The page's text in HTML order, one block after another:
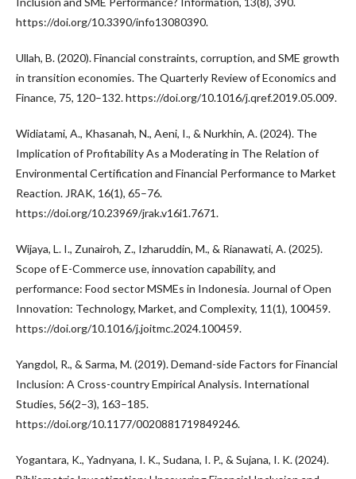
https://doi.org/10.3390/info13080390.
Ullah, B. (2020). Financial constraints, corruption, and SME growth
in transition economies. The Quarterly Review of Economics and
Finance, 75, 120–132. https://doi.org/10.1016/j.qref.2019.05.009.
Widiatami, A., Khasanah, N., Aeni, I., & Nurkhin, A. (2024). The
Implication of Profitability As a Moderating in The Relation of
Environmental Certification and Financial Performance to Market
Reaction. JRAK, 16(1), 65–76.
https://doi.org/10.23969/jrak.v16i1.7671.
Wijaya, L. I., Zunairoh, Z., Izharuddin, M., & Rianawati, A. (2025).
Scope of E-Commerce use, innovation capability, and
performance: Food sector MSMEs in Indonesia. Journal of Open
Innovation: Technology, Market, and Complexity, 11(1), 100459.
https://doi.org/10.1016/j.joitmc.2024.100459.
Yangdol, R., & Sarma, M. (2019). Demand-side Factors for Financial
Inclusion: A Cross-country Empirical Analysis. International
Studies, 56(2–3), 163–185.
https://doi.org/10.1177/0020881719849246.
Yogantara, K., Yadnyana, I. K., Sudana, I. P., & Sujana, I. K. (2024).